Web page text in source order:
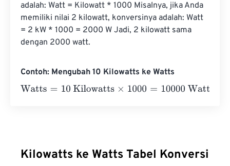
adalah: Watt = Kilowatt * 1000 Misalnya, jika Anda
memiliki nilai 2 kilowatt, konversinya adalah: Watt
= 2 kW * 1000 = 2000 W Jadi, 2 kilowatt sama
dengan 2000 watt.
Contoh: Mengubah 10 Kilowatts ke Watts
Watts= 10 Kilowatts×1000 =10000 Watts
Kilowatts ke Watts Tabel Konversi